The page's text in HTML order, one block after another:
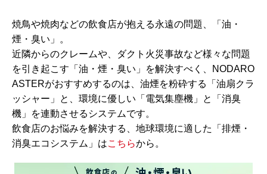
焼鳥や焼肉などの飲食店が抱える永遠の問題、「油・
煙・臭い」。
近隣からのクレームや、ダクト火災事故など様々な問題
を引き起こす「油・煙・臭い」を解決すべく、NODARO
ASTERがおすすめするのは、油煙を粉砕する「油扇クラ
ッシャー」と、環境に優しい「電気集塵機」と「消臭
機」を連動させるシステムです。
飲食店のお悩みを解決する、地球環境に適した「排煙・
消臭エコシステム」はこちらから。